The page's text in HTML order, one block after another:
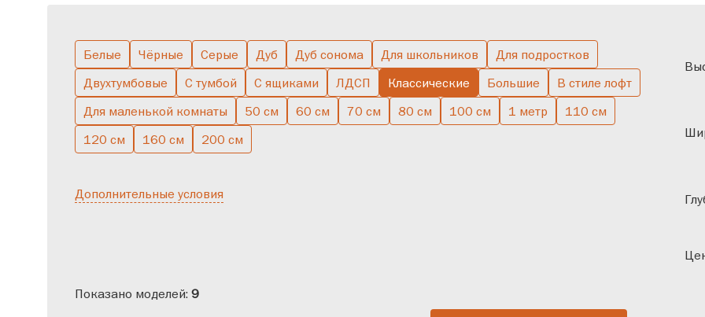
Белые Чёрные Серые Дуб Дуб сонома Для школьников
Для подростков
Двухтумбовые
С тумбой С ящиками ЛДСП Классические Большие
В стиле лофт
Для маленькой комнаты
50 см 60 см 70 см 80 см 100 см 1 метр
110 см
120 см
160 см 200 см
Дополнительные условия
Показано моделей: 9